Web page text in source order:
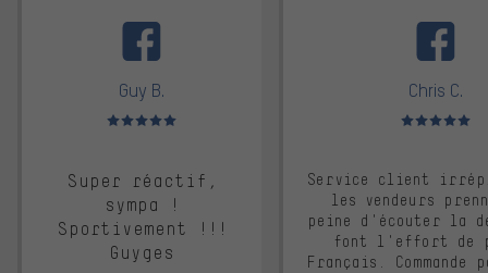
Guy B.
Note moyenne : 5 sur 5
Super réactif,
sympa !
Sportivement !!!
Guyges
Chris C.
Note moyenne :
Service client
les vendeurs
peine d'écouter la
font l'effort de
Français. Commande